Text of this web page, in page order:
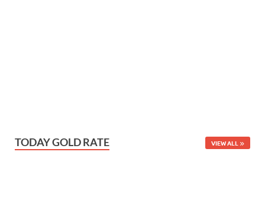
TODAY GOLD RATE VIEW ALL